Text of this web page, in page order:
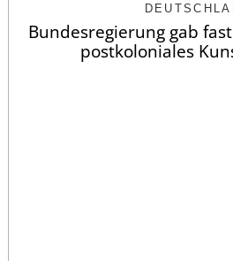
Bundesregierung gab
postkoloniales